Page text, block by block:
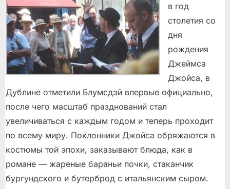
в год
столетия со
дня
рождения
Джеймса
Джойса, в
Дублине отметили Блумсдэй впервые официально,
после чего масштаб празднований стал
увеличиваться с каждым годом и теперь проходит
по всему миру. Поклонники Джойса обряжаются в
костюмы той эпохи, заказывают блюда, как в
романе — жареные бараньи почки, стаканчик
бургундского и бутерброд с итальянским сыром.